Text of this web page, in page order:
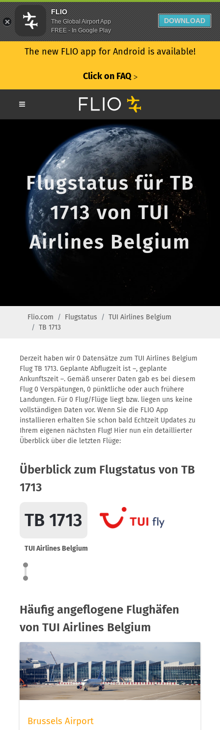
The new FLIO app for Android is available!
Click on FAQ ᐳ
Flugstatus für TB
1713 von TUI
Airlines Belgium
Flio.com Flugstatus
TUI Airlines Belgium
TB 1713
Derzeit haben wir 0 Datensätze zum TUI Airlines Belgium
Flug TB 1713. Geplante Abflugzeit ist –, geplante
Ankunftszeit –. Gemäß unserer Daten gab es bei diesem
Flug 0 Verspätungen, 0 pünktliche oder auch frühere
Landungen. Für 0 Flug/Flüge liegt bzw. liegen uns keine
vollständigen Daten vor. Wenn Sie die FLIO App
installieren erhalten Sie schon bald Echtzeit Updates zu
Ihrem eigenen nächsten Flug! Hier nun ein detaillierter
Überblick über die letzten Flüge:
Überblick zum Flugstatus von TB
1713
TB 1713
TUI Airlines Belgium
Häufig angeflogene Flughäfen
von TUI Airlines Belgium
Brussels Airport
FLIO
The Global Airport App
FREE - In Google Play
DOWNLOAD